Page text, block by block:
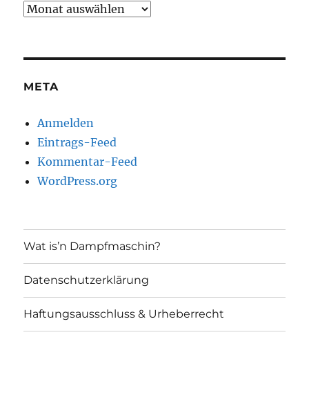
Archiv
META
Anmelden
Eintrags-Feed
Kommentar-Feed
WordPress.org
Wat is’n Dampfmaschin?
Datenschutzerklärung
Haftungsausschluss & Urheberrecht